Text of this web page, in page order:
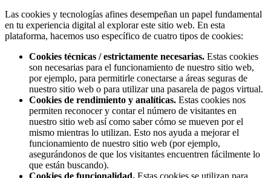
Las cookies y tecnologías afines desempeñan un papel fundamental
en tu experiencia digital al explorar este sitio web. En esta
plataforma, hacemos uso específico de cuatro tipos de cookies:
Cookies técnicas / estrictamente necesarias. Estas cookies
son necesarias para el funcionamiento de nuestro sitio web,
por ejemplo, para permitirle conectarse a áreas seguras de
nuestro sitio web o para utilizar una pasarela de pagos virtual.
Cookies de rendimiento y analíticas. Estas cookies nos
permiten reconocer y contar el número de visitantes en
nuestro sitio web así como saber cómo se mueven por el
mismo mientras lo utilizan. Esto nos ayuda a mejorar el
funcionamiento de nuestro sitio web (por ejemplo,
asegurándonos de que los visitantes encuentren fácilmente lo
que están buscando).